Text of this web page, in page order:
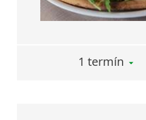
1 termín